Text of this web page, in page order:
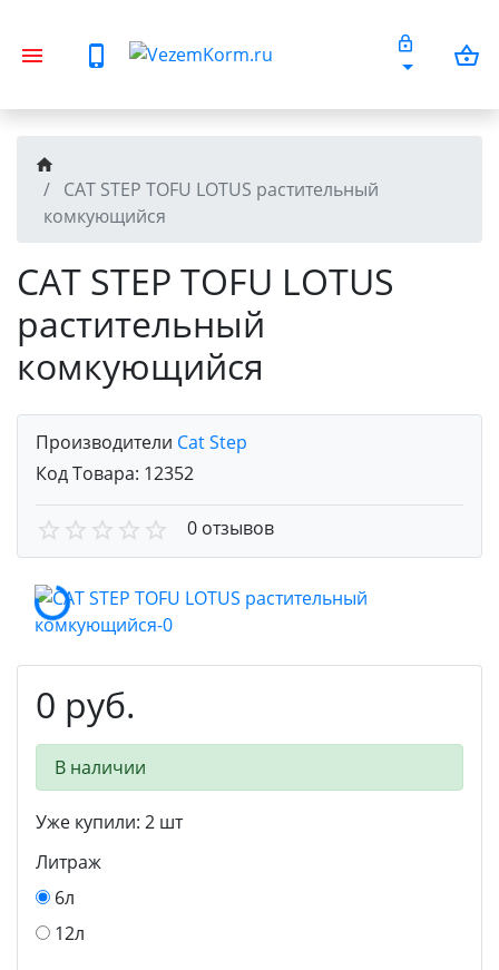
CAT STEP TOFU LOTUS растительный
комкующийся
CAT STEP TOFU LOTUS
растительный
комкующийся
Производители Cat Step
Код Товара: 12352
0 отзывов
0 руб.
В наличии
Уже купили: 2 шт
Литраж
6л
12л